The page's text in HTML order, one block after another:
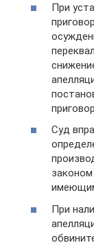
При
Суд
При